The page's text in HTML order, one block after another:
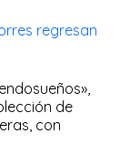
regresan
de
con